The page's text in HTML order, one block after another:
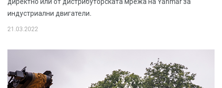
директно или от дистрибуторската мрежа на Yanmar за
индустриални двигатели.
21.03.2022